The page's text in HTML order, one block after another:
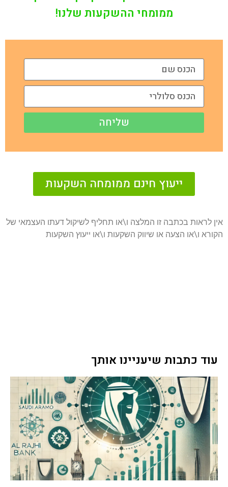
ממומחי ההשקעות שלנו!
שליחה
ייעוץ חינם ממומחה השקעות
אין לראות בכתבה זו המלצה ו\או תחליף לשיקול דעתו העצמאי של
הקורא ו\או הצעה או שיווק השקעות ו\או ייעוץ השקעות
עוד כתבות שיעניינו אותך